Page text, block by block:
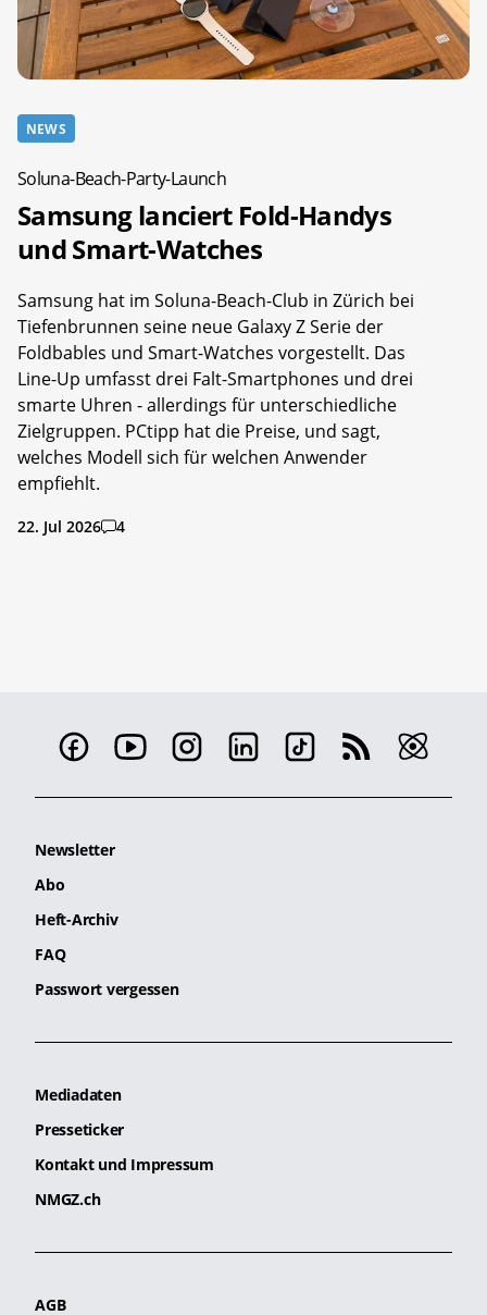
NEWS
Soluna-Beach-Party-Launch
Samsung lanciert Fold-Handys
und Smart-Watches
Samsung hat im Soluna-Beach-Club in Zürich bei
Tiefenbrunnen seine neue Galaxy Z Serie der
Foldbables und Smart-Watches vorgestellt. Das
Line-Up umfasst drei Falt-Smartphones und drei
smarte Uhren - allerdings für unterschiedliche
Zielgruppen. PCtipp hat die Preise, und sagt,
welches Modell sich für welchen Anwender
empfiehlt.
22. Jul 2026 4
Newsletter
Abo
Heft-Archiv
FAQ
Passwort vergessen
Mediadaten
Presseticker
Kontakt und Impressum
NMGZ.ch
AGB